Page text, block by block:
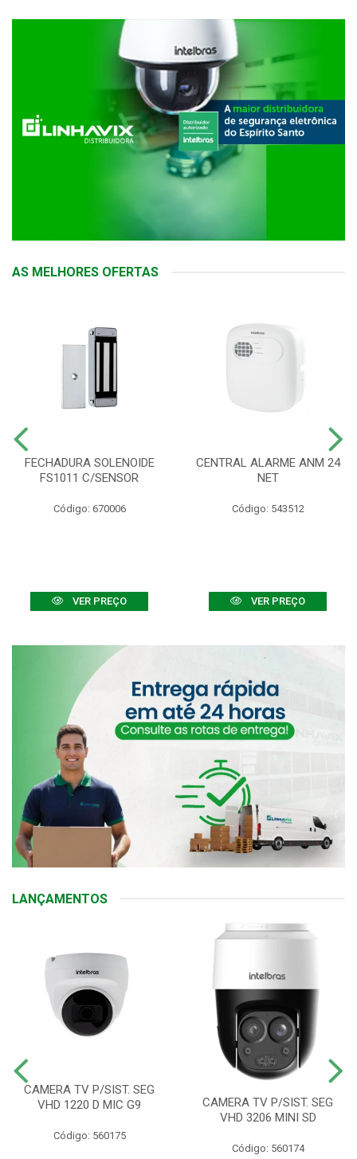
AS MELHORES OFERTAS
FECHADURA SOLENOIDE
FS1011 C/SENSOR
Código: 670006
VER PREÇO
CENTRAL ALARME ANM 24
NET
Código: 543512
VER PREÇO
LANÇAMENTOS
CAMERA TV P/SIST. SEG
VHD 1220 D MIC G9
Código: 560175
CAMERA TV P/SIST. SEG
VHD 3206 MINI SD
Código: 560174